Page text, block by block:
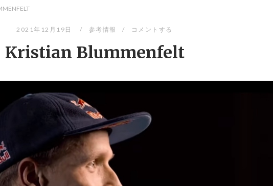
2021年12月19日 参考情報 コメントする
Kristian Blummenfelt